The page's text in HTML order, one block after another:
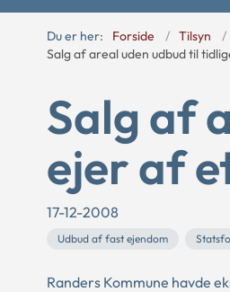
Du er her: Forside Tilsyn
Salg af areal uden udbud til
Salg af
ejer af
17-12-2008
Udbud af fast ejendom
Randers Kommune havde